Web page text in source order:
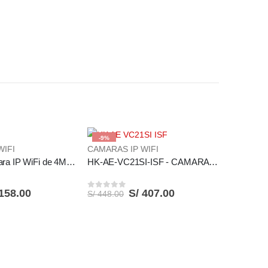
CS-H6C Cámara IP WiFi de 4MP con IA / Audio Doble Vía / Seguimiento Automático
-9%
CAMARAS IP WIFI
HK-AE-VC21SI-ISF - CAMARA MOVIL DOMO 2MP
0out of 5
S/448.00 S/ 407.00